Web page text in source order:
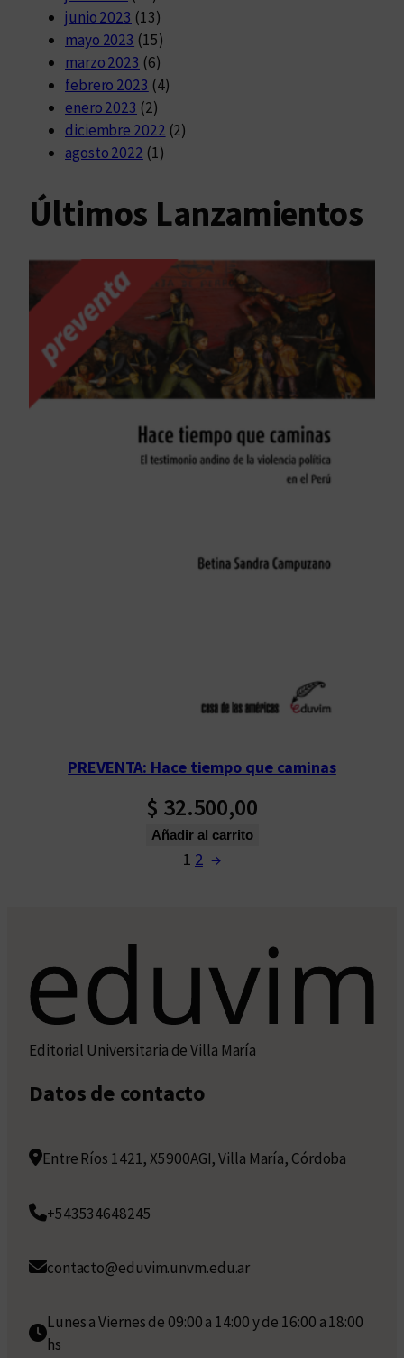
junio 2023 (13)
mayo 2023 (15)
marzo 2023 (6)
febrero 2023 (4)
enero 2023 (2)
diciembre 2022 (2)
agosto 2022 (1)
Últimos Lanzamientos
PREVENTA: Hace tiempo que caminas
$ 32.500,00
Añadir al carrito
1 2 →
Editorial Universitaria de Villa María
Datos de contacto
Entre Ríos 1421, X5900AGI, Villa María, Córdoba
+543534648245
contacto@eduvim.unvm.edu.ar
Lunes a Viernes de 09:00 a 14:00 y de 16:00 a 18:00
hs